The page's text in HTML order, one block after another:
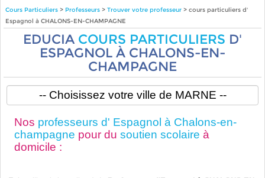
Cours Particuliers> Professeurs > Trouver votre professeur> cours particuliers d'
Espagnol à CHALONS-EN-CHAMPAGNE
EDUCIA COURS PARTICULIERS D'
ESPAGNOL À CHALONS-EN-
CHAMPAGNE
Nos professeurs d' Espagnol à Chalons-en-
champagne pour du soutien scolaire à
domicile :